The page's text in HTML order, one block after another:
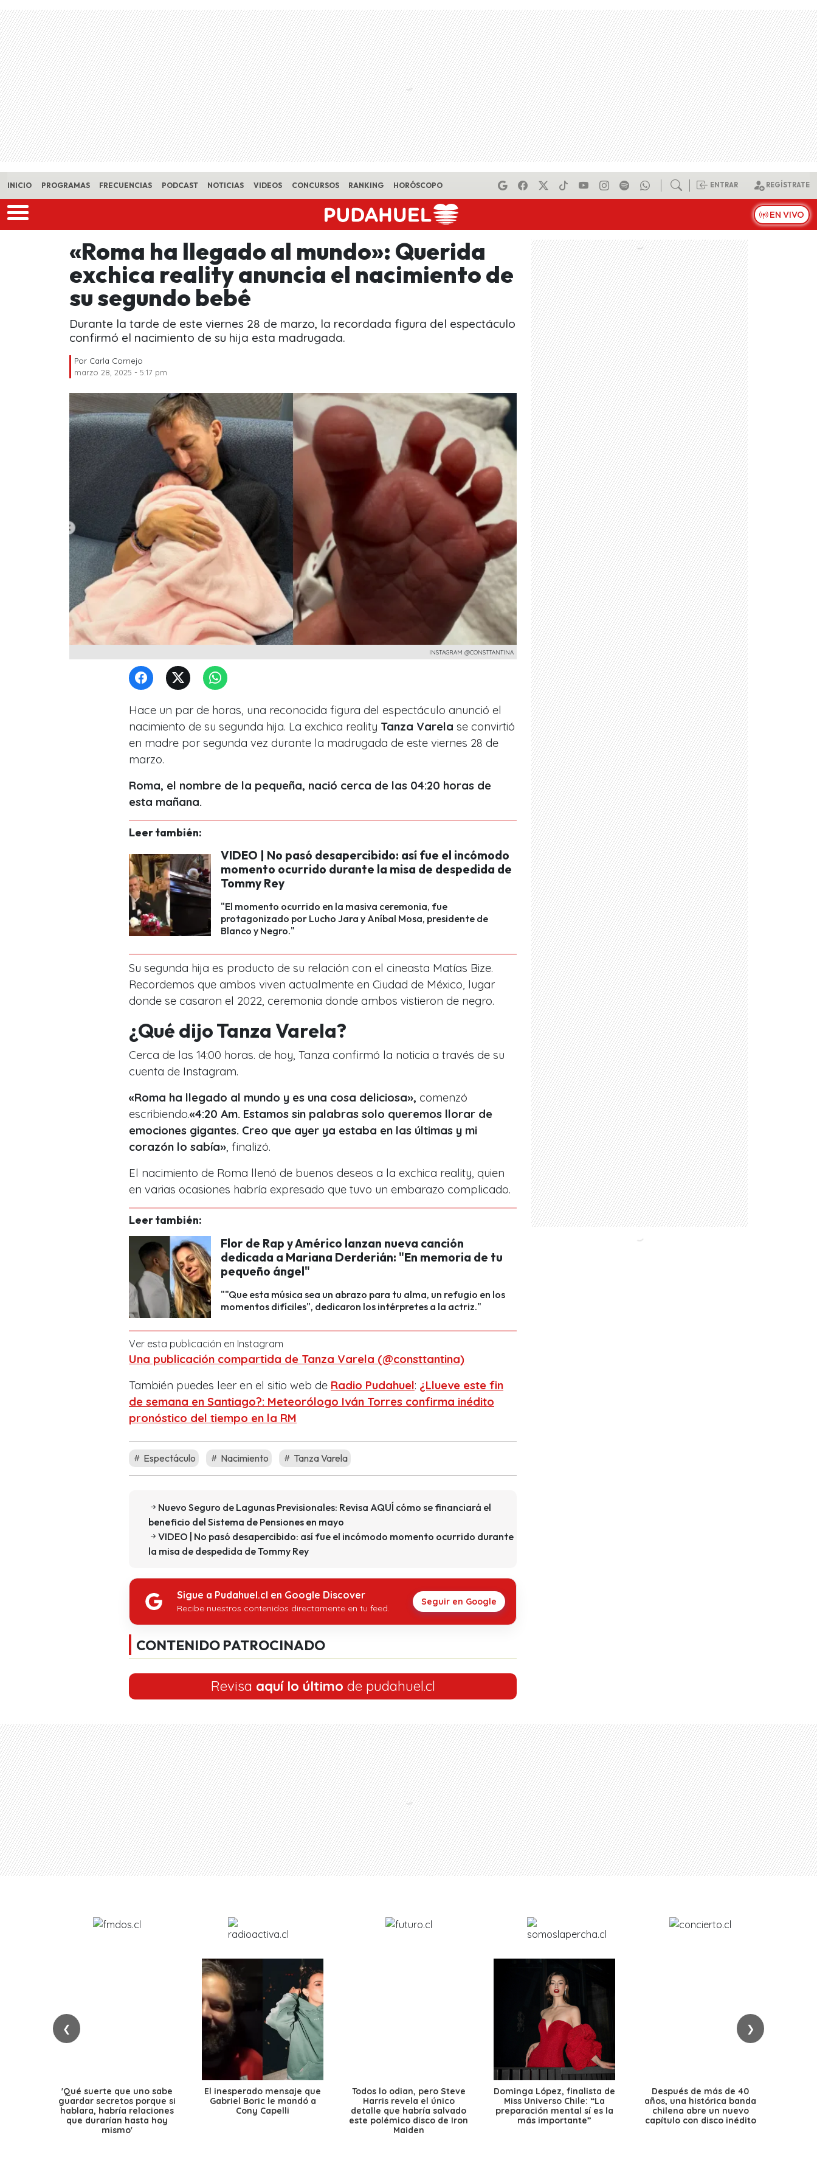
Skip to main content
INICIO PROGRAMAS FRECUENCIAS PODCAST NOTICIAS VIDEOS CONCURSOS RANKING HORÓSCOPO ENTRAR REGÍSTRATE
EN VIVO
«Roma ha llegado al mundo»: Querida
exchica reality anuncia el nacimiento de
su segundo bebé
Durante la tarde de este viernes 28 de marzo, la recordada figura del espectáculo
confirmó el nacimiento de su hija esta madrugada.
Por Carla Cornejo
marzo 28, 2025 - 5:17 pm
INSTAGRAM @CONSTTANTINA
Hace un par de horas, una reconocida figura del espectáculo anunció el
nacimiento de su segunda hija. La exchica reality Tanza Varela se convirtió
en madre por segunda vez durante la madrugada de este viernes 28 de
marzo.
Roma, el nombre de la pequeña, nació cerca de las 04:20 horas de
esta mañana.
Leer también:
VIDEO | No pasó desapercibido: así fue el incómodo
momento ocurrido durante la misa de despedida de
Tommy Rey
"El momento ocurrido en la masiva ceremonia, fue
protagonizado por Lucho Jara y Aníbal Mosa, presidente de
Blanco y Negro."
Su segunda hija es producto de su relación con el cineasta Matías Bize.
Recordemos que ambos viven actualmente en Ciudad de México, lugar
donde se casaron el 2022, ceremonia donde ambos vistieron de negro.
¿Qué dijo Tanza Varela?
Cerca de las 14:00 horas. de hoy, Tanza confirmó la noticia a través de su
cuenta de Instagram.
«Roma ha llegado al mundo y es una cosa deliciosa», comenzó
escribiendo.«4:20 Am. Estamos sin palabras solo queremos llorar de
emociones gigantes. Creo que ayer ya estaba en las últimas y mi
corazón lo sabía» , finalizó.
El nacimiento de Roma llenó de buenos deseos a la exchica reality, quien
en varias ocasiones habría expresado que tuvo un embarazo complicado.
Leer también:
Flor de Rap y Américo lanzan nueva canción
dedicada a Mariana Derderián: "En memoria de tu
pequeño ángel"
""Que esta música sea un abrazo para tu alma, un refugio en los
momentos difíciles", dedicaron los intérpretes a la actriz."
Ver esta publicación en Instagram
Una publicación compartida de Tanza Varela (@consttantina)
También puedes leer en el sitio web de Radio Pudahuel: ¿Llueve este fin
de semana en Santiago?: Meteorólogo Iván Torres confirma inédito
pronóstico del tiempo en la RM
Espectáculo Nacimiento Tanza Varela
Nuevo Seguro de Lagunas Previsionales: Revisa AQUÍ cómo se financiará el
beneficio del Sistema de Pensiones en mayo
VIDEO | No pasó desapercibido: así fue el incómodo momento ocurrido durante
la misa de despedida de Tommy Rey
Sigue a Pudahuel.cl en Google Discover
Recibe nuestros contenidos directamente en tu feed.
Seguir en Google
CONTENIDO PATROCINADO
Revisa aquí lo último de pudahuel.cl
❮ ❯
'Qué suerte que uno sabe
guardar secretos porque si
hablara, habría relaciones
que durarían hasta hoy
mismo'
El inesperado mensaje que
Gabriel Boric le mandó a
Cony Capelli
Todos lo odian, pero Steve
Harris revela el único
detalle que habría salvado
este polémico disco de Iron
Maiden
Dominga López, finalista de
Miss Universo Chile: “La
preparación mental sí es la
más importante”
Después de más de 40
años, una histórica banda
chilena abre un nuevo
capítulo con disco inédito